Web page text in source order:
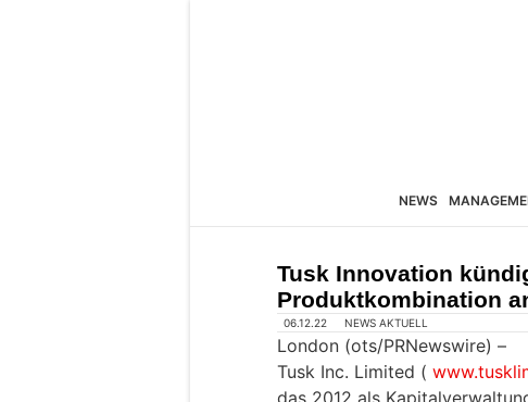
NEWS
Tusk Innovation
Produktkombination
06.12.22 NEWS AKTUELL
London (ots/PRNewswire) –
Tusk Inc. Limited (